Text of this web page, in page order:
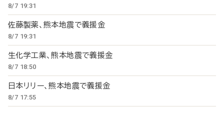
8/7 19:31
佐藤製薬、熊本地震で義援金
8/7 19:31
生化学工業、熊本地震で義援金
8/7 18:50
日本リリー、熊本地震で義援金
8/7 17:55